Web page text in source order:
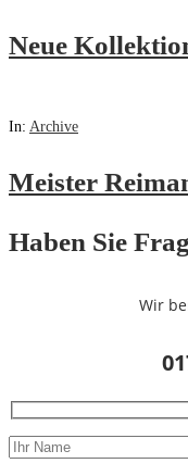
Neue
In: Archive
Meister
Haben Sie
Wir